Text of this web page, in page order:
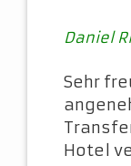
Daniel
Sehr
Hotel